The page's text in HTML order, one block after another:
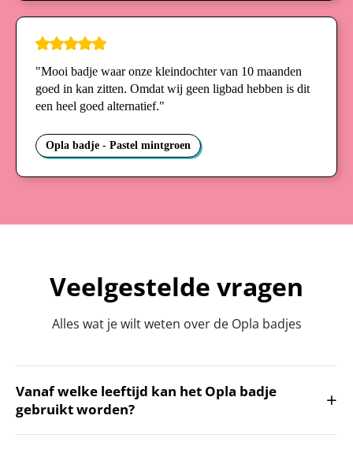
"Mooi badje waar onze kleindochter van 10 maanden
goed in kan zitten. Omdat wij geen ligbad hebben is dit
een heel goed alternatief."
Opla badje - Pastel mintgroen
Veelgestelde vragen
Alles wat je wilt weten over de Opla badjes
Vanaf welke leeftijd kan het Opla badje
gebruikt worden?
+